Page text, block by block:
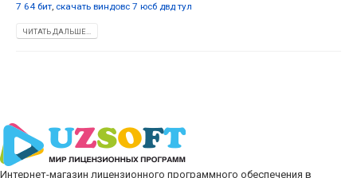
7 64 бит, скачать виндовс 7 юсб двд тул
ЧИТАТЬ ДАЛЬШЕ...
Интернет-магазин лицензионного программного обеспечения в